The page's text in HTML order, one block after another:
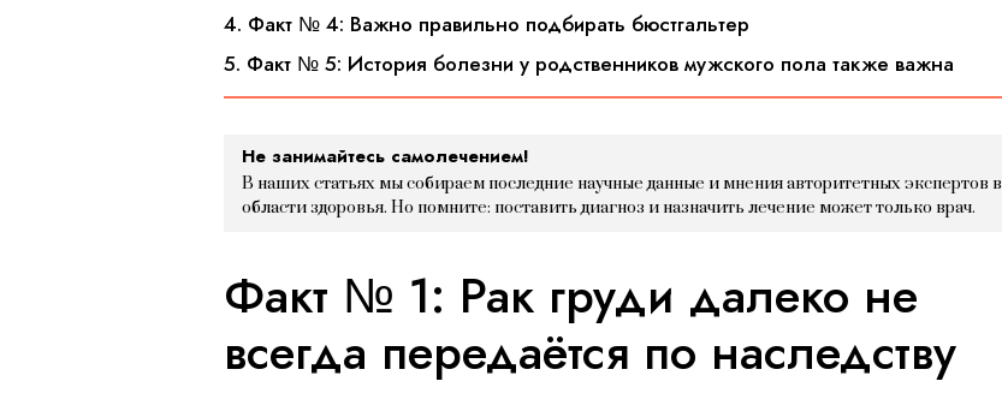
4. Факт № 4: Важно правильно подбирать бюстгальтер
5. Факт № 5: История болезни у родственников мужского пола также важна
Не занимайтесь самолечением!
В наших статьях мы собираем последние научные данные и мнения авторитетных экспертов в
области здоровья. Но помните: поставить диагноз и назначить лечение может только врач.
Факт № 1: Рак груди далеко не
всегда передаётся по наследству